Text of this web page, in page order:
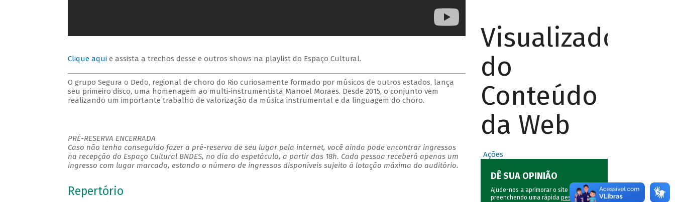
Clique aquie assista a trechos desse e outros shows na playlist do Espaço Cultural.
O grupo Segura o Dedo, regional de choro do Rio curiosamente formado por músicos de outros estados, lança
seu primeiro disco, uma homenagem ao multi-instrumentista Manoel Moraes. Desde 2015, o conjunto vem
realizando um importante trabalho de valorização da música instrumental e da linguagem do choro.
PRÉ-RESERVA ENCERRADA
Caso não tenha conseguido fazer a pré-reserva de seu lugar pela internet, você ainda pode encontrar ingressos
na recepção do Espaço Cultural BNDES, no dia do espetáculo, a partir das 18h. Cada pessoa receberá apenas um
ingresso com lugar marcado, estando o número de ingressos disponíveis sujeito à lotação máxima do auditório.
Repertório
Visualizador
do
Conteúdo
da Web
Ações
DÊ SUA OPINIÃO
Ajude-nos a aprimorar o site do BNDES
preenchendo uma rápida pesquisa .